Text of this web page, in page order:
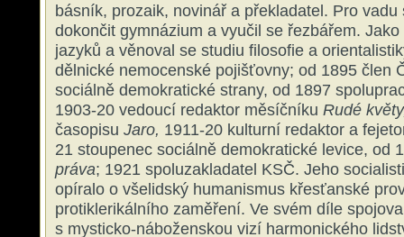
básník, prozaik, novinář a překladatel. Pro vadu
dokončit gymnázium a vyučil se řezbářem.
jazyků a věnoval se studiu filosofie a
dělnické nemocenské pojišťovny; od 1895 člen
sociálně demokratické strany, od 1897
1903-20 vedoucí redaktor měsíčníku Rudé
časopisu Jaro, 1911-20 kulturní redaktor a
21 stoupenec sociálně demokratické levice, od
práva; 1921 spoluzakladatel KSČ. Jeho
opíralo o všelidský humanismus křesťanské
protiklerikálního zaměření. Ve svém díle
s mysticko-náboženskou vizí harmonického